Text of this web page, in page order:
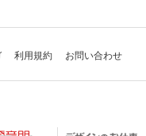
利用規約 お問い合わせ